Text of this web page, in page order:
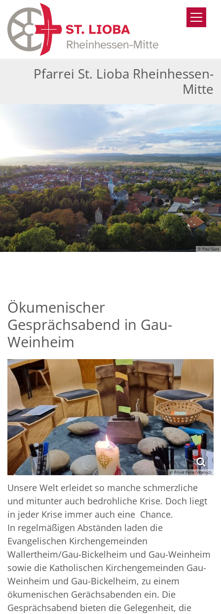
Zum Inhalt springen
Pfarrei St. Lioba Rheinhessen-
Mitte
© Paul Sura
Ökumenischer
Gesprächsabend in Gau-
Weinheim
© Privat Peter Wunsch
Unsere Welt erleidet so manche schmerzliche
und mitunter auch bedrohliche Krise. Doch liegt
in jeder Krise immer auch eine Chance.
In regelmäßigen Abständen laden die
Evangelischen Kirchengemeinden
Wallertheim/Gau-Bickelheim und Gau-Weinheim
sowie die Katholischen Kirchengemeinden Gau-
Weinheim und Gau-Bickelheim, zu einem
ökumenischen Gerächsabenden ein. Die
Gesprächsabend bieten die Gelegenheit, die